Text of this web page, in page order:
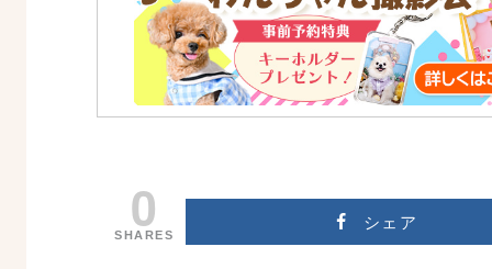
0
SHARES
シェア